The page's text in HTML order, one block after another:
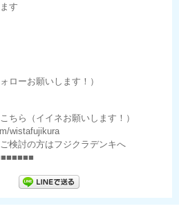
す
ローお願いします！）
ちら（イイネお願いします！）
wistafujikura
検討の方はフジクラデンキへ